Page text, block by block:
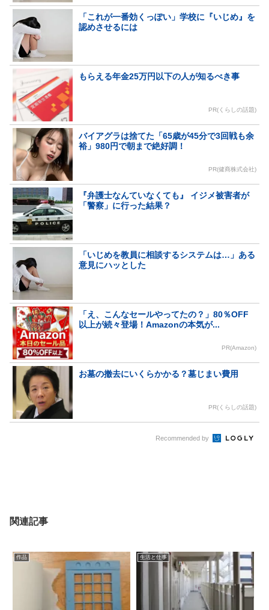
「これが一番効くっぽい」学校に『いじめ』を
認めさせるには
もらえる年金25万円以下の人が知るべき事
PR(くらしの話題)
バイアグラは捨てた「65歳が45分で3回戦も余
裕」980円で朝まで絶好調！
PR(健商株式会社)
『弁護士なんていなくても』 イジメ被害者が
「警察」に行った結果？
「いじめを教員に相談するシステムは…」ある
意見にハッとした
「え、こんなセールやってたの？」80％OFF
以上が続々登場！Amazonの本気が...
PR(Amazon)
お墓の撤去にいくらかかる？墓じまい費用
PR(くらしの話題)
Recommended by
関連記事
作品 生活と仕事